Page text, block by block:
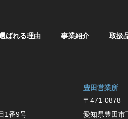
ばれる理由 事業紹介 取扱
1番9号
豊⽥営業所
〒471-0878
愛知県豊⽥市